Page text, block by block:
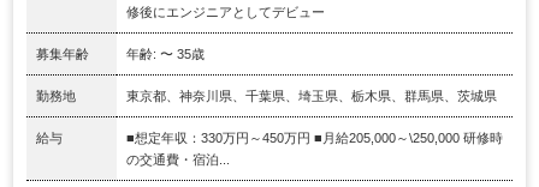
修後にエンジニアとしてデビュー
募集年齢 年齢: 〜 35歳
勤務地 東京都、神奈川県、千葉県、埼玉県、栃木県、群馬県、茨城県
給与
■想定年収：330万円～450万円 ■月給205,000～\250,000 研修時
の交通費・宿泊...